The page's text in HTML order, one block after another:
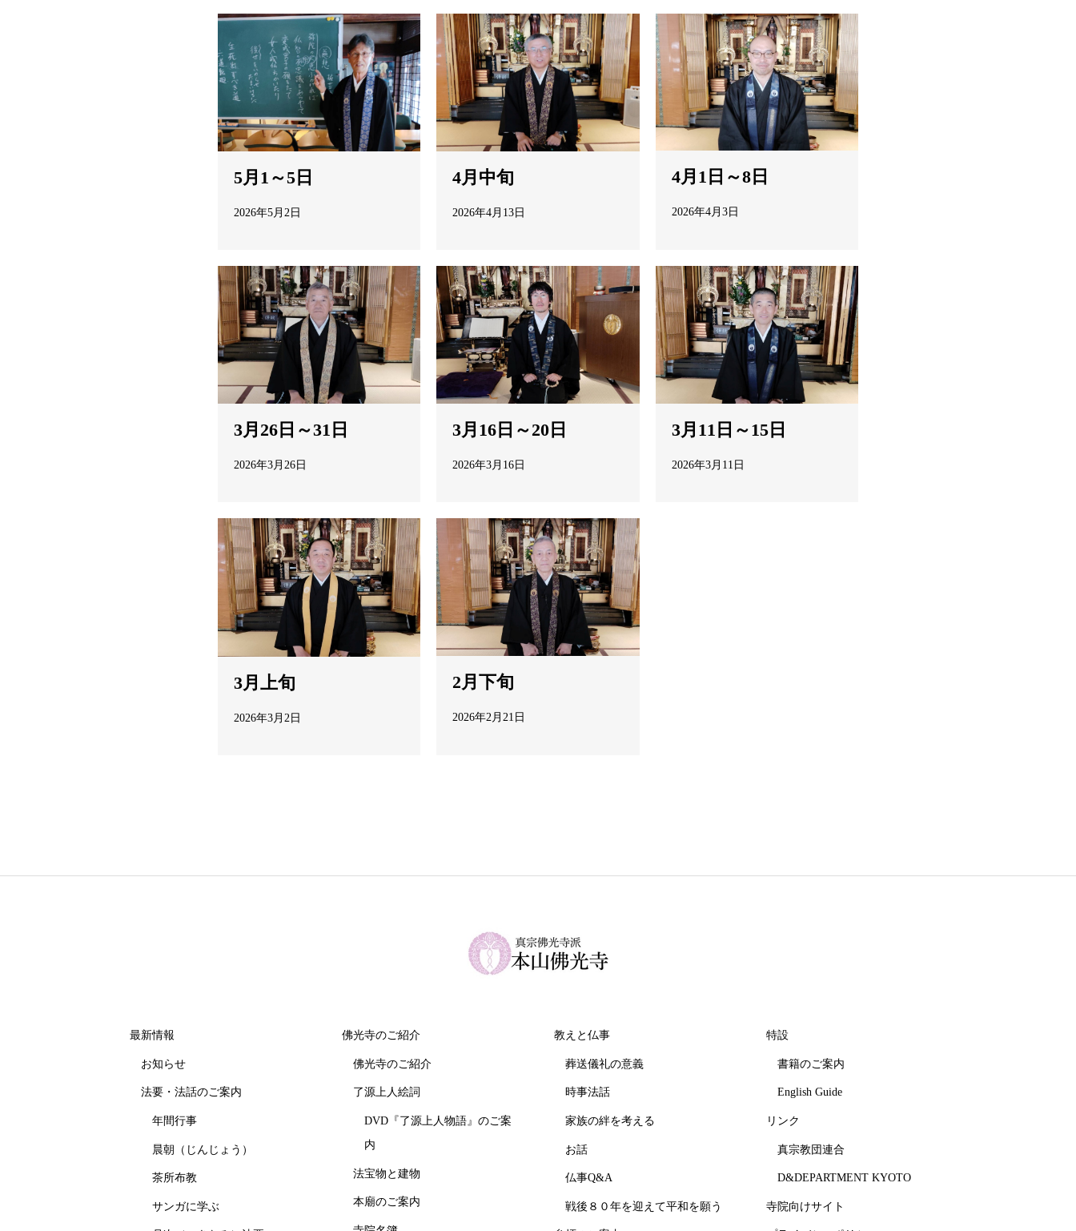
5月1～5日
2026年5月2日
4月中旬
2026年4月13日
4月1日～8日
2026年4月3日
3月26日～31日
2026年3月26日
3月16日～20日
2026年3月16日
3月11日～15日
2026年3月11日
3月上旬
2026年3月2日
2月下旬
2026年2月21日
最新情報
お知らせ
法要・法話のご案内
年間行事
晨朝（じんじょう）
茶所布教
サンガに学ぶ
佛光寺のご紹介
佛光寺のご紹介
了源上人絵詞
DVD『了源上人物語』のご案
内
法宝物と建物
本廟のご案内
教えと仏事
葬送儀礼の意義
時事法話
家族の絆を考える
お話
仏事Q&A
戦後８０年を迎えて平和を願う
特設
書籍のご案内
English Guide
リンク
真宗教団連合
D&DEPARTMENT KYOTO
寺院向けサイト